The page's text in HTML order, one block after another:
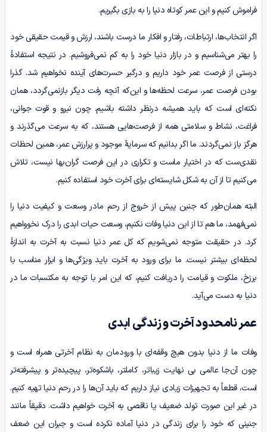
فراموش کنیم و این عمر کوتاه دنیا را به بازی بگیریم.
اگر انتخاب‌ها، ارتباطات، رفتار و افکار ما درست باشند، ارزش و قیمت حقیقی خود
را بهتر می‌شناسیم و در بازار دنیا خود را به کم نمی‌فروشیم. در نتیجه استفادۀ
درستی از فرصت عمر خود داریم و درگیر حسرت‌های آینده نخواهیم شد. گذرا
بودن فرصت عمر، سرعت لحظه‌ها و این‌که آنچه رفت دیگر بازنمی‌گردد، همان
نکته‌ای است که باید همیشه درنظر داشته باشیم. چون نیرو و قوت جوانی،
فراغت، نشاط و سلامتی همه از فرصت‌هایی هستند، که به سرعت می‌گذرند و
هرگز باز نمی‌گردند. ما اگر بدانیم که سرمایۀ موجود و پرارزش عمر، همین لحظات
نقدی‌ست که در اختیار ماست و تکراری در این فرصت گران‌بها نیست، تلاش
می‌کنیم تا از آن به شکل شایسته‌ای برای آخرت خود استفاده کنیم.
البته همان‌طور که جنین پیش از خروج از رحم مادر وسعت و کیفیت دنیا را
نمی‌فهمد، ما هم تا از این دنیا وفات نکنیم، وسعت حیات ابدی را درک نخوواهیم
کرد. در حقیقت متوجه نمی‌شویم که کل عمر دنیا نسبت به آخرت به اندازۀ
لحظه‌ای بیشتر نیست. ما برای ورود به آخرت باید ویژگی‌ها و ابزار مناسب با
برزخ، ملکوت و قیامت را دریافت کنیم، که این امر با توجه به مکتسبات ما در
دنیا به دست می‌آید.
عمر نامحدود آخرت و زندگی ابدی
وفات ما از دنیا بدون هیچ وقفه‌ای با ورودمان به نظام آخرتی همراه است و
چون آن‌جا عالمی بی نهایت زیباتر، کاملتر، باشکوه‌تر، پیچیده‌تر و پیشرفته‌تر
است، قطعاً به تجهیزات زیادی نیاز داریم که باید آن‌ها را در رحم دنیا تهیه کنیم.
در غیر این صورت تولد ضعیف یا ناقصی به آخرت خواهیم داشت. دقیقاً مانند
جنینی که خود را برای زندگی در دنیا آماده نکرده است و جبران این ضعف